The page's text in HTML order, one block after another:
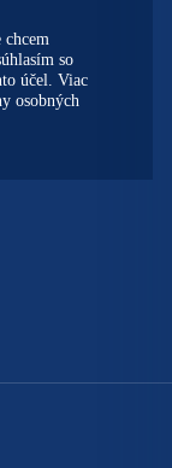
chcem
so
účel. Viac
osobných